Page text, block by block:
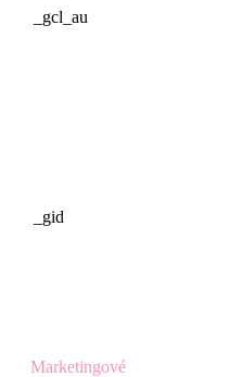
_gcl_au
_gid
Marketingové